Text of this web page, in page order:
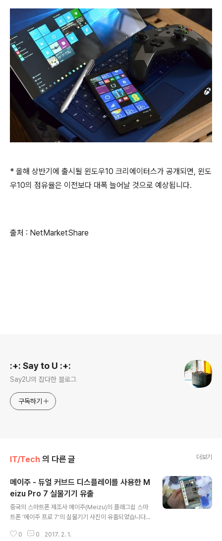
* 올해 상반기에 출시될 윈도우10 크리에이터스가 공개되면, 윈도
우10의 점유율은 이전보다 대폭 늘어날 것으로 예상됩니다.
출처 : NetMarketShare
:+: Say to U :+:
Say2U의 잡다한 블로그
구독하기
IT/Tech 의 다른 글 더보기
메이주 - 듀얼 커브드 디스플레이를 사용한 M
eizu Pro 7 실물기기 유출
중국의 스마트폰 제조사 메이주(Meizu)의 플래그쉽 스마
트폰 '메이주 프로 7'의 실물기기 사진이 유출되었습니다.
이를 사용해 화면 사이드를 갤럭시 S7 엣지 및 노트7등과
0 0 2017. 2. 1.